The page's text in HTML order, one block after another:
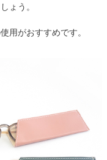
ょう。
用がおすすめです。